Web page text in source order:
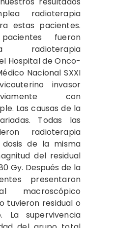
radioterapia
estas pacientes.
fueron
radioterapia
Hospital de Onco­
Nacional SXXI
invasor
con
Las causas de la
Todas las
radioterapia
de la misma
del residual
Gy. Después de la
presentaron
ma­croscópico
tuvieron residual o
La supervivencia